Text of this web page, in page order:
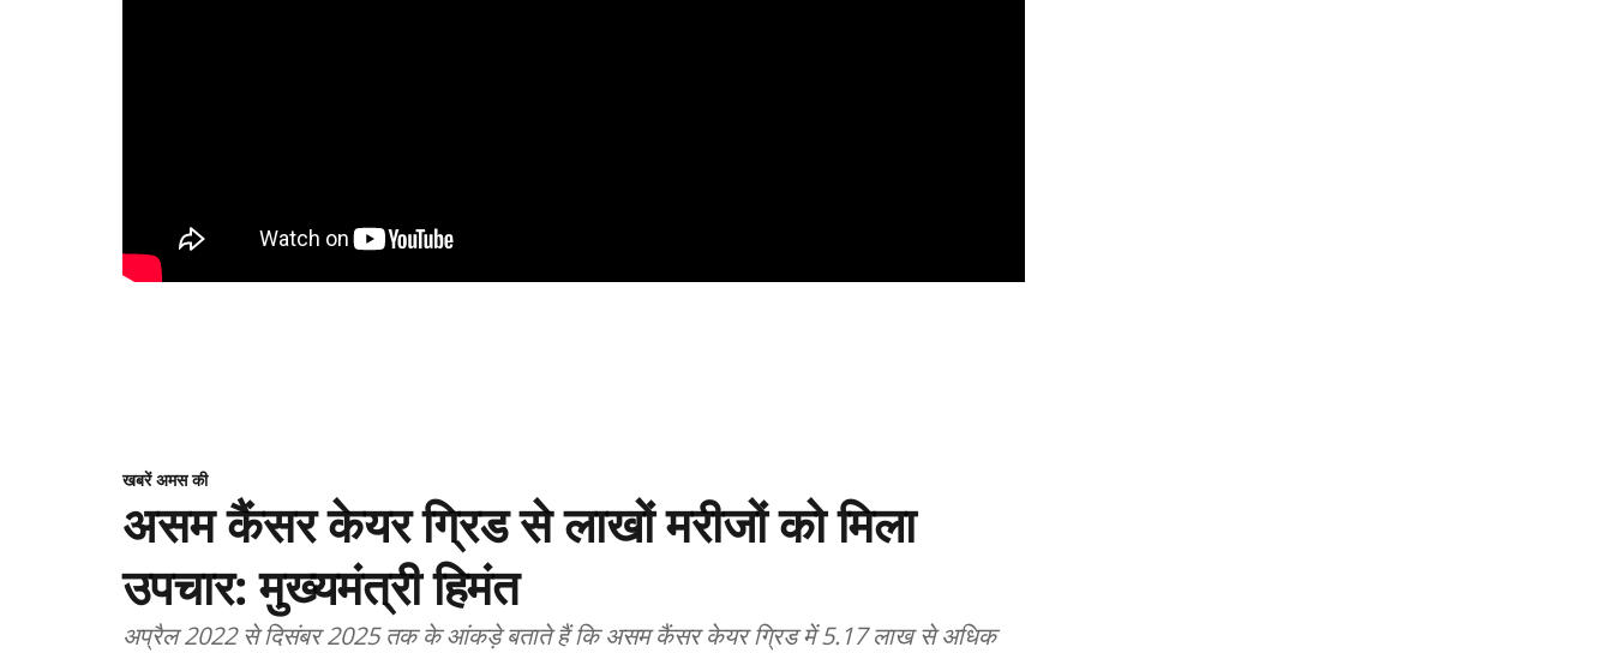
खबरें अमस की
असम कैंसर केयर ग्रिड से लाखों मरीजों को मिला
उपचार: मुख्यमंत्री हिमंत
अप्रैल 2022 से दिसंबर 2025 तक के आंकड़े बताते हैं कि असम कैंसर केयर ग्रिड में 5.17 लाख से अधिक